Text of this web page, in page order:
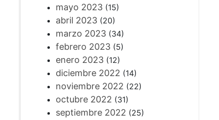
mayo 2023(15)
abril 2023(20)
marzo 2023(34)
febrero 2023(5)
enero 2023(12)
diciembre 2022 (14)
noviembre 2022 (22)
octubre 2022 (31)
septiembre 2022 (25)